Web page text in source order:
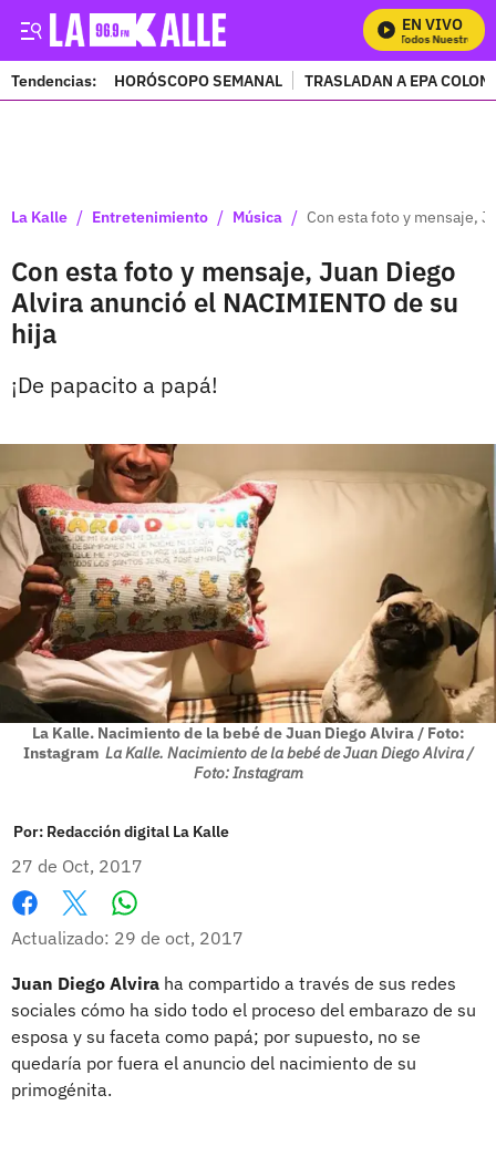
EN VIVO
Mira Todos Nuestros
Tendencias: HORÓSCOPO SEMANAL TRASLADAN A EPA
La Kalle / Entretenimiento / Música / Con esta foto y mensaje,
Con esta foto y mensaje, Juan Diego
Alvira anunció el NACIMIENTO de su
hija
¡De papacito a papá!
La Kalle. Nacimiento de la bebé de Juan Diego Alvira / Foto:
Instagram La Kalle. Nacimiento de la bebé de Juan Diego Alvira /
Foto: Instagram
Por: Redacción digital La Kalle
27 de Oct, 2017
Facebook
X
Actualizado: 29 de oct, 2017
Juan Diego Alvira ha compartido a través de sus redes
sociales cómo ha sido todo el proceso del embarazo de su
esposa y su faceta como papá; por supuesto, no se
quedaría por fuera el anuncio del nacimiento de su
primogénita.